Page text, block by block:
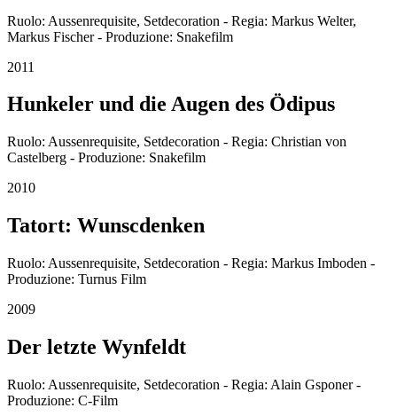
Ruolo: Aussenrequisite, Setdecoration - Regia: Markus Welter,
Markus Fischer - Produzione: Snakefilm
2011
Hunkeler und die Augen des Ödipus
Ruolo: Aussenrequisite, Setdecoration - Regia: Christian von
Castelberg - Produzione: Snakefilm
2010
Tatort: Wunscdenken
Ruolo: Aussenrequisite, Setdecoration - Regia: Markus Imboden -
Produzione: Turnus Film
2009
Der letzte Wynfeldt
Ruolo: Aussenrequisite, Setdecoration - Regia: Alain Gsponer -
Produzione: C-Film